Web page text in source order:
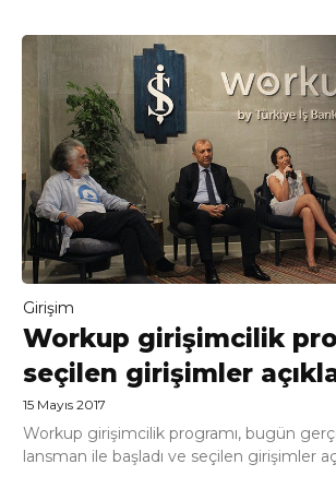
Girişim
Workup girişimcilik
seçilen girişimler
15 Mayıs 2017
Workup girişimcilik programı, bugün
lansman ile başladı ve seçilen girişimler